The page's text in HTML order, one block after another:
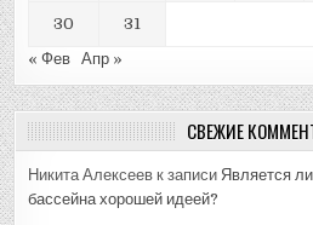
30
31
« Фев
Апр »
СВЕЖИЕ
Никита Алексеев к записи Является
бассейна хорошей идеей?